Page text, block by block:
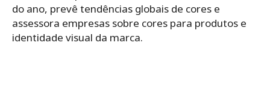
do ano, prevê tendências globais de cores e
assessora empresas sobre cores para produtos e
identidade visual da marca.